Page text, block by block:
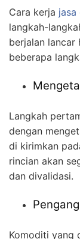
Cara kerja
langkah-
berjalan lancar
beberapa
Langkah
dengan
di kirimkan
rincian akan
dan divalidasi.
Komoditi yang